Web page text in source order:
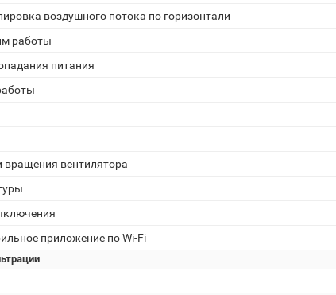
воздушного потока по горизонтали
работы
питания
вращения вентилятора
приложение по Wi-Fi